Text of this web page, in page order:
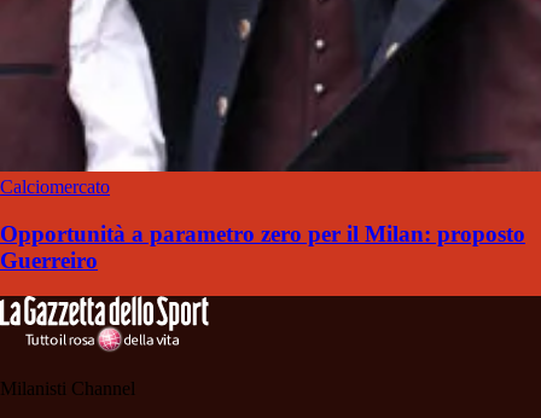
Calciomercato
Opportunità a parametro zero per il Milan: proposto
Guerreiro
Milanisti Channel